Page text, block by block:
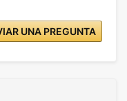
UNA PREGUNTA